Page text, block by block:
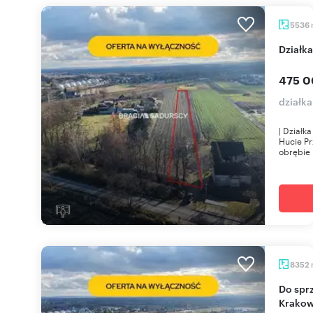
5536
475
|
Hucie
obrębie
8352
Do sprzedania działka 83 arów z budynkami w